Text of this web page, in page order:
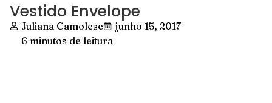
Vestido Envelope
Juliana Camolese
junho 15, 2017
6 minutos de leitura